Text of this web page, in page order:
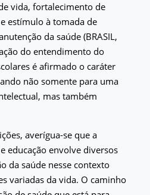
vida, fortalecimento de
estímulo à tomada de
da saúde (BRASIL,
do entendimento do
é afirmado o caráter
não somente para uma
mas também
averígua-se que a
educação envolve diversos
da saúde nesse contexto
variadas da vida. O caminho